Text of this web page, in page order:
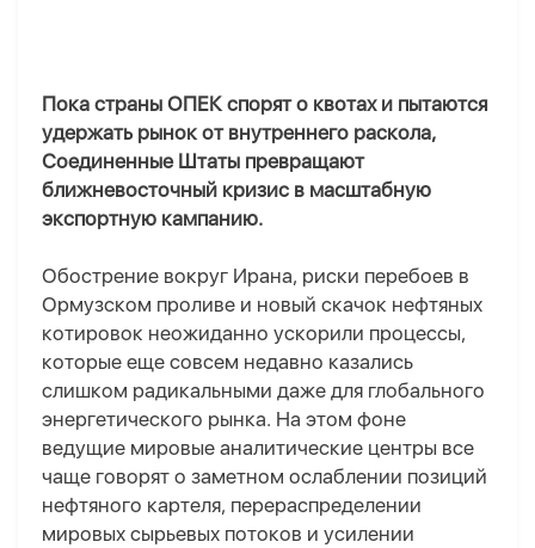
Пока страны ОПЕК спорят о квотах и пытаются
удержать рынок от внутреннего раскола,
Соединенные Штаты превращают
ближневосточный кризис в масштабную
экспортную кампанию.
Обострение вокруг Ирана, риски перебоев в
Ормузском проливе и новый скачок нефтяных
котировок неожиданно ускорили процессы,
которые еще совсем недавно казались
слишком радикальными даже для глобального
энергетического рынка. На этом фоне
ведущие мировые аналитические центры все
чаще говорят о заметном ослаблении позиций
нефтяного картеля, перераспределении
мировых сырьевых потоков и усилении